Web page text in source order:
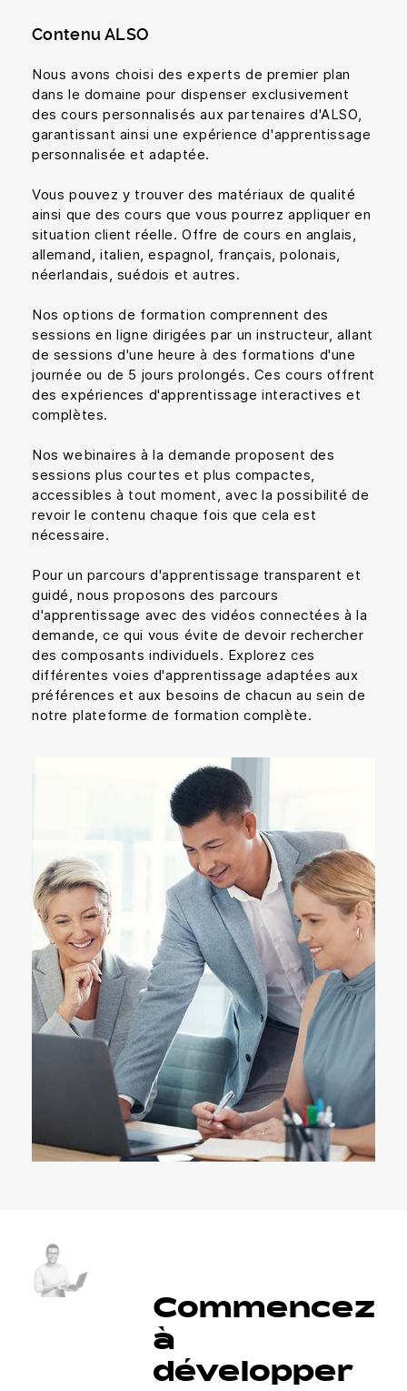
Contenu ALSO
Nous avons choisi des experts de premier plan
dans le domaine pour dispenser exclusivement
des cours personnalisés aux partenaires d'ALSO,
garantissant ainsi une expérience d'apprentissage
personnalisée et adaptée.
Vous pouvez y trouver des matériaux de qualité
ainsi que des cours que vous pourrez appliquer en
situation client réelle. Offre de cours en anglais,
allemand, italien, espagnol, français, polonais,
néerlandais, suédois et autres.
Nos options de formation comprennent des
sessions en ligne dirigées par un instructeur, allant
de sessions d'une heure à des formations d'une
journée ou de 5 jours prolongés. Ces cours offrent
des expériences d'apprentissage interactives et
complètes.
Nos webinaires à la demande proposent des
sessions plus courtes et plus compactes,
accessibles à tout moment, avec la possibilité de
revoir le contenu chaque fois que cela est
nécessaire.
Pour un parcours d'apprentissage transparent et
guidé, nous proposons des parcours
d'apprentissage avec des vidéos connectées à la
demande, ce qui vous évite de devoir rechercher
des composants individuels. Explorez ces
différentes voies d'apprentissage adaptées aux
préférences et aux besoins de chacun au sein de
notre plateforme de formation complète.
Commencez
à
développer